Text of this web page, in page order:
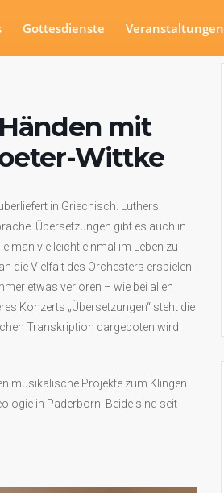
Gottesdienste Veranstaltungen
mit
Wittke
in Griechisch. Luthers
Übersetzungen gibt es auch in
man vielleicht einmal im Leben zu
die Vielfalt des Orchesters erspielen
etwas verloren – wie bei allen
Konzerts „Übersetzungen“ steht die
Transkription dargeboten wird.
musikalische Projekte zum Klingen.
in Paderborn. Beide sind seit